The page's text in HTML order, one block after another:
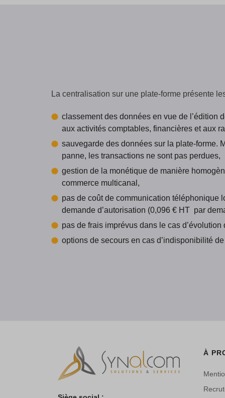
La centralisation sur une plate-forme présente
classement des données en vue de l’édition
aux activités comptables, financières et aux
sauvegarde des données sur la plate-forme.
panne, les transactions ne sont pas perdues,
gestion de la monétique de manière
commerce multicanal,
pas de coût de communication téléphonique
demande d’autorisation (0,096 € HT par
pas de frais imprévus dans le cas d’évolution
options de secours en cas d’indisponibilité
À